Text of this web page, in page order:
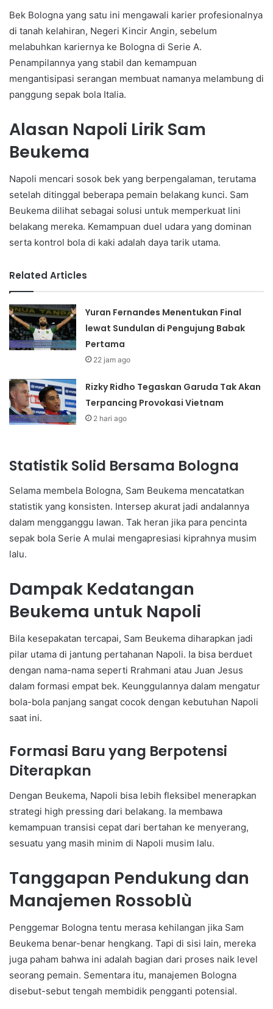
Bek Bologna yang satu ini mengawali karier profesionalnya
di tanah kelahiran, Negeri Kincir Angin, sebelum
melabuhkan kariernya ke Bologna di Serie A.
Penampilannya yang stabil dan kemampuan
mengantisipasi serangan membuat namanya melambung di
panggung sepak bola Italia.
Alasan Napoli Lirik Sam
Beukema
Napoli mencari sosok bek yang berpengalaman, terutama
setelah ditinggal beberapa pemain belakang kunci. Sam
Beukema dilihat sebagai solusi untuk memperkuat lini
belakang mereka. Kemampuan duel udara yang dominan
serta kontrol bola di kaki adalah daya tarik utama.
Related Articles
Yuran Fernandes Menentukan Final
lewat Sundulan di Pengujung Babak
Pertama
22 jam ago
Rizky Ridho Tegaskan Garuda Tak Akan
Terpancing Provokasi Vietnam
2 hari ago
Statistik Solid Bersama Bologna
Selama membela Bologna, Sam Beukema mencatatkan
statistik yang konsisten. Intersep akurat jadi andalannya
dalam mengganggu lawan. Tak heran jika para pencinta
sepak bola Serie A mulai mengapresiasi kiprahnya musim
lalu.
Dampak Kedatangan
Beukema untuk Napoli
Bila kesepakatan tercapai, Sam Beukema diharapkan jadi
pilar utama di jantung pertahanan Napoli. Ia bisa berduet
dengan nama-nama seperti Rrahmani atau Juan Jesus
dalam formasi empat bek. Keunggulannya dalam mengatur
bola-bola panjang sangat cocok dengan kebutuhan Napoli
saat ini.
Formasi Baru yang Berpotensi
Diterapkan
Dengan Beukema, Napoli bisa lebih fleksibel menerapkan
strategi high pressing dari belakang. Ia membawa
kemampuan transisi cepat dari bertahan ke menyerang,
sesuatu yang masih minim di Napoli musim lalu.
Tanggapan Pendukung dan
Manajemen Rossoblù
Penggemar Bologna tentu merasa kehilangan jika Sam
Beukema benar-benar hengkang. Tapi di sisi lain, mereka
juga paham bahwa ini adalah bagian dari proses naik level
seorang pemain. Sementara itu, manajemen Bologna
disebut-sebut tengah membidik pengganti potensial.